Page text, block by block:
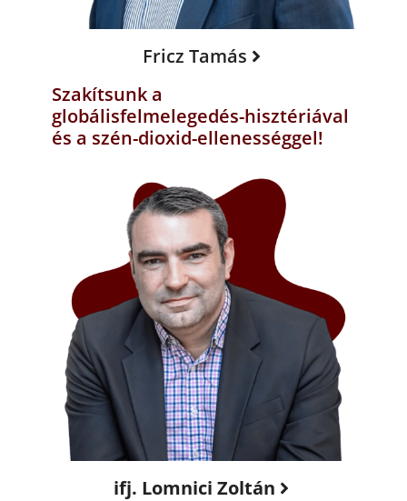
Fricz Tamás
Szakítsunk a
globálisfelmelegedés-hisztériával
és a szén-dioxid-ellenességgel!
ifj. Lomnici Zoltán